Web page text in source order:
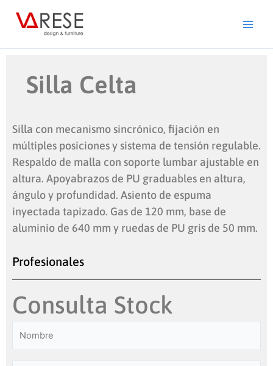
Silla Celta
Silla con mecanismo sincrónico, fijación en
múltiples posiciones y sistema de tensión regulable.
Respaldo de malla con soporte lumbar ajustable en
altura. Apoyabrazos de PU graduables en altura,
ángulo y profundidad. Asiento de espuma
inyectada tapizado. Gas de 120 mm, base de
aluminio de 640 mm y ruedas de PU gris de 50 mm.
Profesionales
Consulta Stock